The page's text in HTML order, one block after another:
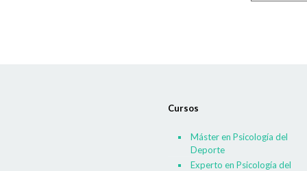
Cursos
Máster en Psicología del
Deporte
Experto en Psicología del